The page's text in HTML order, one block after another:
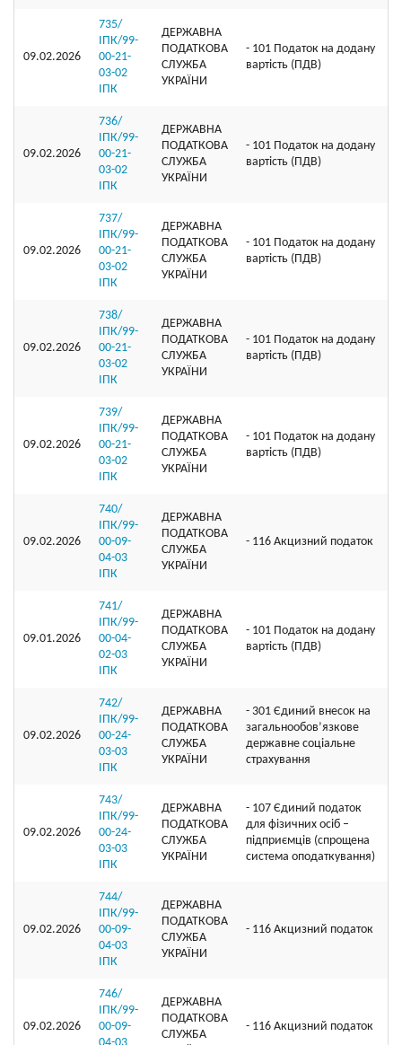
09.02.2026
735/
ІПК/99-
00-21-
03-02
ІПК
ДЕРЖАВНА
ПОДАТКОВА
СЛУЖБА
УКРАЇНИ
- 101 Податок на додану
вартість (ПДВ)
09.02.2026
736/
ІПК/99-
00-21-
03-02
ІПК
ДЕРЖАВНА
ПОДАТКОВА
СЛУЖБА
УКРАЇНИ
- 101 Податок на додану
вартість (ПДВ)
09.02.2026
737/
ІПК/99-
00-21-
03-02
ІПК
ДЕРЖАВНА
ПОДАТКОВА
СЛУЖБА
УКРАЇНИ
- 101 Податок на додану
вартість (ПДВ)
09.02.2026
738/
ІПК/99-
00-21-
03-02
ІПК
ДЕРЖАВНА
ПОДАТКОВА
СЛУЖБА
УКРАЇНИ
- 101 Податок на додану
вартість (ПДВ)
09.02.2026
739/
ІПК/99-
00-21-
03-02
ІПК
ДЕРЖАВНА
ПОДАТКОВА
СЛУЖБА
УКРАЇНИ
- 101 Податок на додану
вартість (ПДВ)
09.02.2026
740/
ІПК/99-
00-09-
04-03
ІПК
ДЕРЖАВНА
ПОДАТКОВА
СЛУЖБА
УКРАЇНИ
- 116 Акцизний податок
09.01.2026
741/
ІПК/99-
00-04-
02-03
ІПК
ДЕРЖАВНА
ПОДАТКОВА
СЛУЖБА
УКРАЇНИ
- 101 Податок на додану
вартість (ПДВ)
09.02.2026
742/
ІПК/99-
00-24-
03-03
ІПК
ДЕРЖАВНА
ПОДАТКОВА
СЛУЖБА
УКРАЇНИ
- 301 Єдиний внесок на
загальнообов’язкове
державне соціальне
страхування
09.02.2026
743/
ІПК/99-
00-24-
03-03
ІПК
ДЕРЖАВНА
ПОДАТКОВА
СЛУЖБА
УКРАЇНИ
- 107 Єдиний податок
для фізичних осіб –
підприємців (спрощена
система оподаткування)
09.02.2026
744/
ІПК/99-
00-09-
04-03
ІПК
ДЕРЖАВНА
ПОДАТКОВА
СЛУЖБА
УКРАЇНИ
- 116 Акцизний податок
09.02.2026
746/
ІПК/99-
00-09-
ДЕРЖАВНА
ПОДАТКОВА
СЛУЖБА
- 116 Акцизний податок